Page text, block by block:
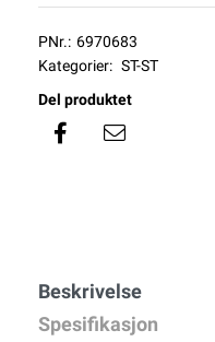
PNr.: 6970683
Kategorier: ST-ST
Del produktet
Beskrivelse
Spesifikasjon